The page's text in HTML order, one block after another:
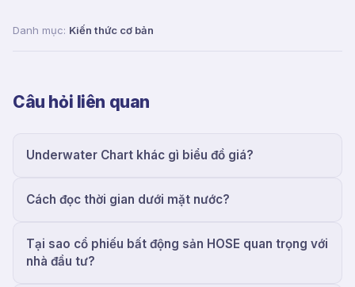
Danh mục: Kiến thức cơ bản
Câu hỏi liên quan
Underwater Chart khác gì biểu đồ giá?
Cách đọc thời gian dưới mặt nước?
Tại sao cổ phiếu bất động sản HOSE quan trọng với
nhà đầu tư?